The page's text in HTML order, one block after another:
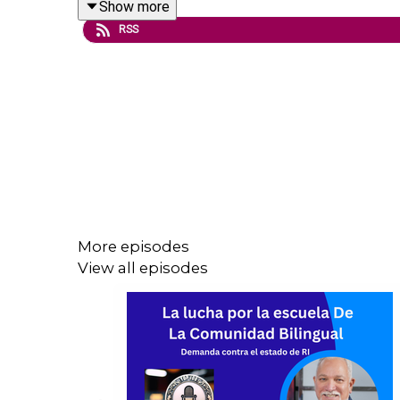
En este episodio de Nuestra Salud,
los motivos de estos aumentos y las opciones
#segurosdesalud
#latinos
Show more
RSS
More episodes
View all episodes